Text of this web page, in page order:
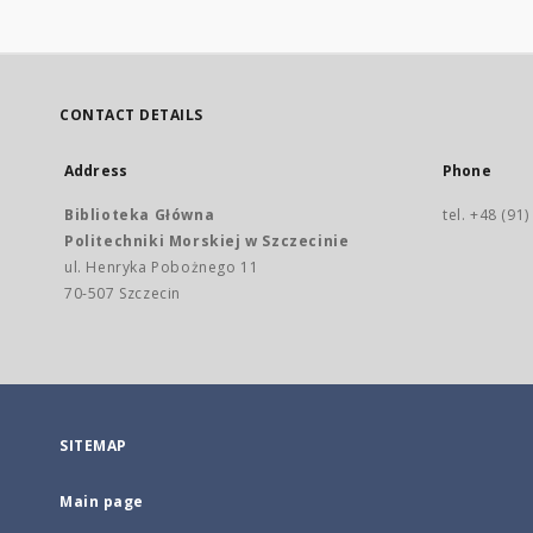
CONTACT DETAILS
Address
Biblioteka Główna
Politechniki Morskiej w Szczecinie
ul. Henryka Pobożnego 11
70-507 Szczecin
Phone
tel. +48
SITEMAP
Main page